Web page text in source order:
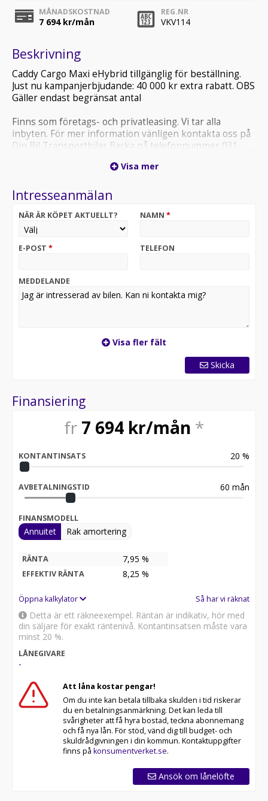
MÅNADSKOSTNAD
7 694kr/mån
REG.NR
VKV114
Beskrivning
Caddy Cargo Maxi eHybrid tillgänglig för beställning.
Just nu kampanjerbjudande: 40 000 kr extra rabatt. OBS
Gäller endast begränsat antal
Finns som företags- och privatleasing. Vi tar alla
inbyten. För mer information vänligen kontakta oss på
Din Bil Transportbilar Backa på telefonnummer 031-
Visa mer
Intresseanmälan
NÄR ÄR KÖPET AKTUELLT? NAMN *
E-POST * TELEFON
MEDDELANDE
Visa fler fält
Skicka
Finansiering
fr 7 694 kr/mån *
KONTANTINSATS 20 %
AVBETALNINGSTID 60 mån
FINANSMODELL
Annuitet Rak amortering
RÄNTA 7,95 %
EFFEKTIV RÄNTA 8,25 %
Öppna kalkylator Så har vi räknat
Detta är ett räkneexempel. Räntan är indikativ, hör med
din säljare för exakt räntenivå. Kontantinsatsen måste vara
minst 20 %.
LÅNEGIVARE
-
Att låna kostar pengar!
Om du inte kan betala tillbaka skulden i tid riskerar
du en betalningsanmärkning. Det kan leda till
svårigheter att få hyra bostad, teckna abonnemang
och få nya lån. För stöd, vänd dig till budget- och
skuldrådgivningen i din kommun. Kontaktuppgifter
finns på konsumentverket.se.
Ansök om lånelöfte